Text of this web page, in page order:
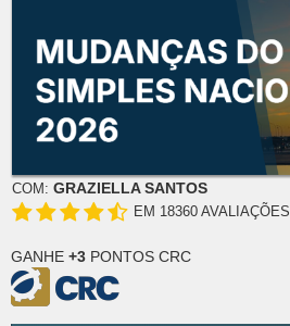
COM: GRAZIELLA SANTOS
EM 18360 AVALIAÇÕES
GANHE +3 PONTOS CRC